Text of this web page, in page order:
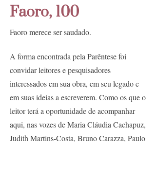
Faoro, 100
Faoro merece ser saudado.
A forma encontrada pela Parêntese foi
convidar leitores e pesquisadores
interessados em sua obra, em seu legado e
em suas ideias a escreverem. Como os que o
leitor terá a oportunidade de acompanhar
aqui, nas vozes de Maria Cláudia Cachapuz,
Judith Martins-Costa, Bruno Carazza, Paulo